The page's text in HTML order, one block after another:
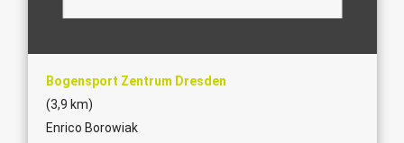
Bogensport Zentrum Dresden
(3,9 km)
Enrico Borowiak